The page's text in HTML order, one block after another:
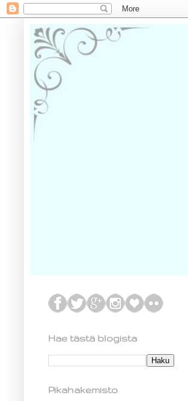
Hae tästä blogista
Pikahakemisto